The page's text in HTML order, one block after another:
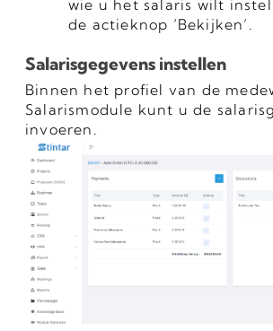
wie u het salaris wilt
de actieknop ‘Bekijken’.
Salarisgegevens instellen
Binnen het profiel van de
Salarismodule kunt u de
invoeren.